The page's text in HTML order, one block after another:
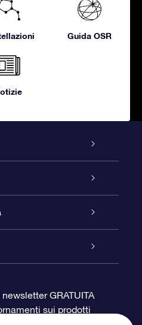
Guida OSR
GRATUITA
sui prodotti